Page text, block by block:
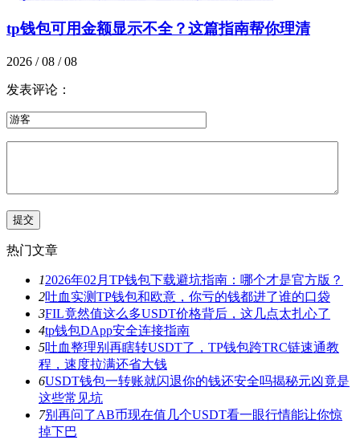
tp钱包可用金额显示不全？这篇指南帮你理清
2026 / 08 / 08
发表评论：
热门文章
12026年02月TP钱包下载避坑指南：哪个才是官方版？
2吐血实测TP钱包和欧意，你亏的钱都进了谁的口袋
3FIL竟然值这么多USDT价格背后，这几点太扎心了
4tp钱包DApp安全连接指南
5吐血整理别再瞎转USDT了，TP钱包跨TRC链速通教
程，速度拉满还省大钱
6USDT钱包一转账就闪退你的钱还安全吗揭秘元凶竟是
这些常见坑
7别再问了AB币现在值几个USDT看一眼行情能让你惊
掉下巴